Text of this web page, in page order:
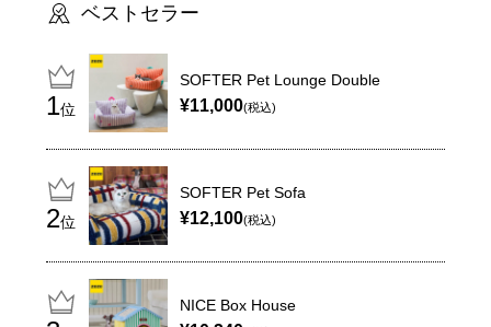
ベストセラー
位
SOFTER Pet Lounge Double
¥11,000(税込)
位
SOFTER Pet Sofa
¥12,100(税込)
NICE Box House